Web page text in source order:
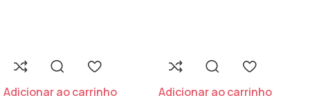
Adicionar ao carrinho Adicionar ao carrinho